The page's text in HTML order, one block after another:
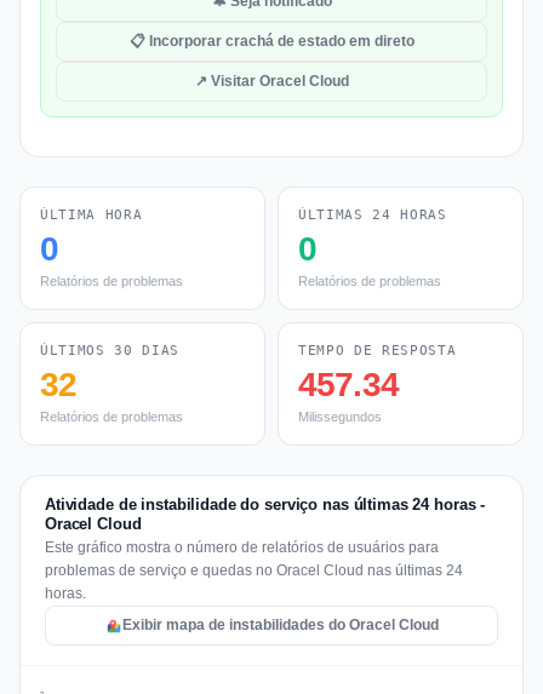
📋 Incorporar crachá de estado em direto
↗ Visitar Oracel Cloud
ÚLTIMA HORA
0
Relatórios de problemas
ÚLTIMAS 24 HORAS
0
Relatórios de problemas
ÚLTIMOS 30 DIAS
32
Relatórios de problemas
TEMPO DE RESPOSTA
457.34
Milissegundos
Atividade de instabilidade do serviço nas últimas 24 horas -
Oracel Cloud
Este gráfico mostra o número de relatórios de usuários para
problemas de serviço e quedas no Oracel Cloud nas últimas 24
horas.
Exibir mapa de instabilidades do Oracel Cloud